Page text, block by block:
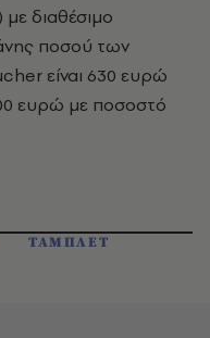
διαθέσιμο
ποσού των
είναι 630 ευρώ
ευρώ με ποσοστό
ΤΑΜΠΛΕΤ